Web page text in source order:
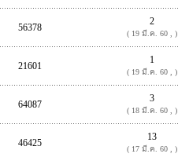
56378
2
( 19 มี.ค. 60 , )
21601
1
( 19 มี.ค. 60 , )
64087
3
( 18 มี.ค. 60 , )
46425
13
( 17 มี.ค. 60 , )